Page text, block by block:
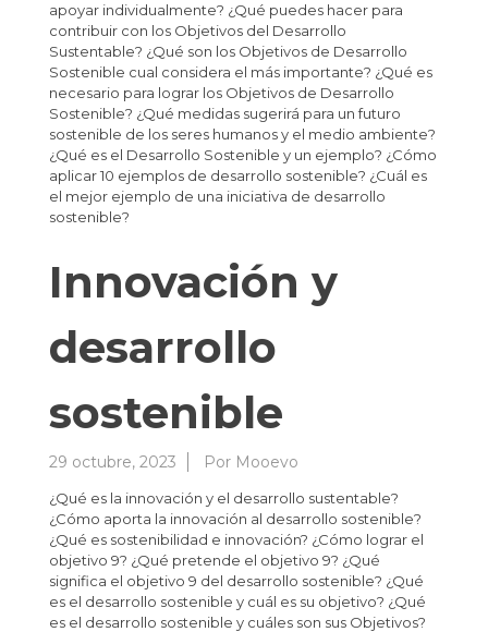
apoyar individualmente? ¿Qué puedes hacer para
contribuir con los Objetivos del Desarrollo
Sustentable? ¿Qué son los Objetivos de Desarrollo
Sostenible cual considera el más importante? ¿Qué es
necesario para lograr los Objetivos de Desarrollo
Sostenible? ¿Qué medidas sugerirá para un futuro
sostenible de los seres humanos y el medio ambiente?
¿Qué es el Desarrollo Sostenible y un ejemplo? ¿Cómo
aplicar 10 ejemplos de desarrollo sostenible? ¿Cuál es
el mejor ejemplo de una iniciativa de desarrollo
sostenible?
Innovación y
desarrollo
sostenible
29 octubre, 2023 Por Mooevo
¿Qué es la innovación y el desarrollo sustentable?
¿Cómo aporta la innovación al desarrollo sostenible?
¿Qué es sostenibilidad e innovación? ¿Cómo lograr el
objetivo 9? ¿Qué pretende el objetivo 9? ¿Qué
significa el objetivo 9 del desarrollo sostenible? ¿Qué
es el desarrollo sostenible y cuál es su objetivo? ¿Qué
es el desarrollo sostenible y cuáles son sus Objetivos?